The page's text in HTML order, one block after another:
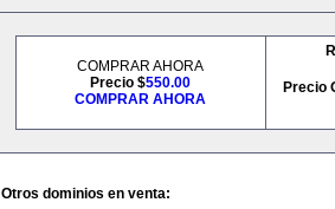
COMPRAR AHORA
Precio $550.00
COMPRAR AHORA
Precio
Otros dominios en venta: